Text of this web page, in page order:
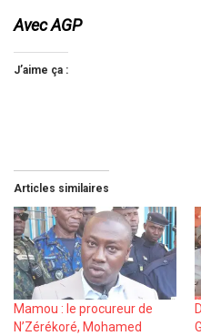
Avec AGP
J’aime ça :
Articles similaires
Mamou : le procureur de
N’Zérékoré, Mohamed